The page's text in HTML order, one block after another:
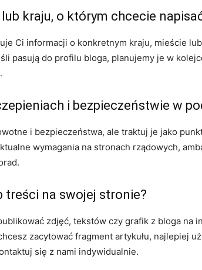
kraju, o którym chcecie
Ci informacji o konkretnym kraju, mieście
pasują do profilu bloga, planujemy je w
i bezpieczeństwie w
i bezpieczeństwa, ale traktuj je jako
wymagania na stronach rządowych,
treści na swojej stronie?
zdjęć, tekstów czy grafik z bloga na
zacytować fragment artykułu, najlepiej
się z nami indywidualnie.